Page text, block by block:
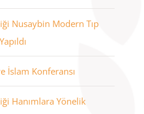
Nusaybin Modern Tıp
İslam Konferansı
Hanımlara Yönelik